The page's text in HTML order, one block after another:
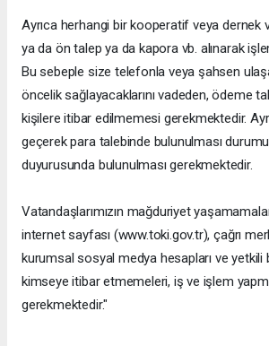
Ayrıca herhangi bir kooperatif veya dernek
ya da ön talep ya da kapora vb. alınarak
Bu sebeple size telefonla veya şahsen
öncelik sağlayacaklarını vadeden, ödeme
kişilere itibar edilmemesi gerekmektedir.
geçerek para talebinde bulunulması
duyurusunda bulunulması gerekmektedir.
Vatandaşlarımızın mağduriyet
internet sayfası (www.toki.gov.tr), çağrı
kurumsal sosyal medya hesapları ve yetkili
kimseye itibar etmemeleri, iş ve işlem
gerekmektedir."